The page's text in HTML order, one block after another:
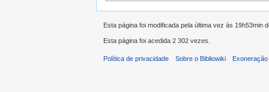
Esta página foi modificada pela última vez às 19h53min
Esta página foi acedida 2 302 vezes.
Política de privacidade Sobre o Bibliowiki